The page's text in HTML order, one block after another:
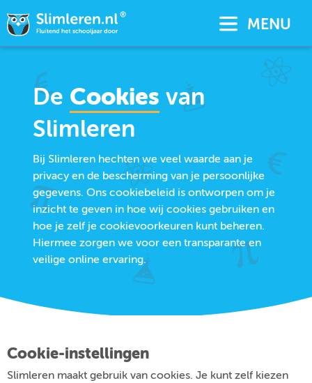
MENU
De Cookies van
Slimleren
Bij Slimleren hechten we veel waarde aan je
privacy en de bescherming van je persoonlijke
gegevens. Ons cookiebeleid is ontworpen om je
inzicht te geven in hoe wij cookies gebruiken en
hoe je zelf je cookievoorkeuren kunt beheren.
Hiermee zorgen we voor een transparante en
veilige online ervaring.
Cookie-instellingen
Slimleren maakt gebruik van cookies. Je kunt zelf kiezen